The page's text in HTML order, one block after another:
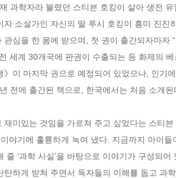
과학자라 불렸던 스티븐 호킹이 살아 생전
소설가인 자신의 딸 루시 호킹이 흥미 진진
심을 한 몸에 받으며, 첫 권이 출간되자마자
세계 30개국에 판권이 수출되는 등 화제의 베
이 마지막 권으로 예정되어 있었으나, 인기
전에 출간된 책으로, 한국에서는 처음 소개
미있는 것임을 가르쳐 주고 싶었다는 스티
야기에 훌륭하게 녹여 냈다. 지금까지 아이들
‘과학 사실’을 바탕으로 이야기가 구성되어
하게 받쳐 주면서 독자들의 이해를 돕고 과